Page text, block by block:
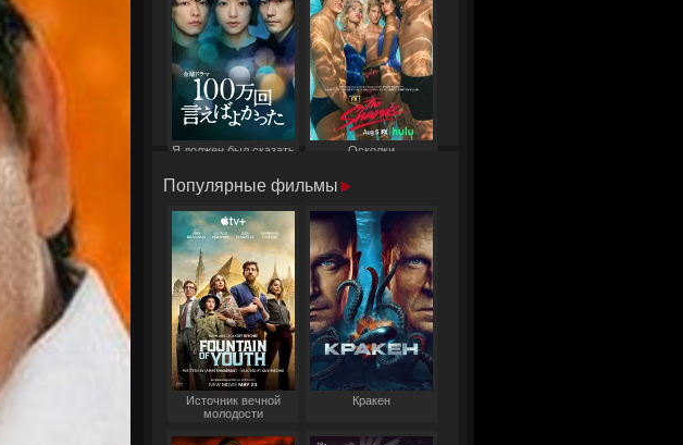
Я должен был сказать
Осколки
Популярные фильмы
Источник вечной
молодости
Кракен